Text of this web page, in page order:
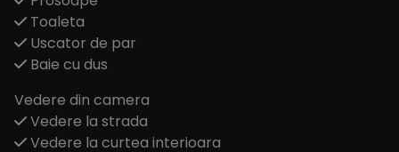
Toaleta
Uscator de par
Baie cu dus
Vedere din camera
Vedere la strada
Vedere la curtea interioara